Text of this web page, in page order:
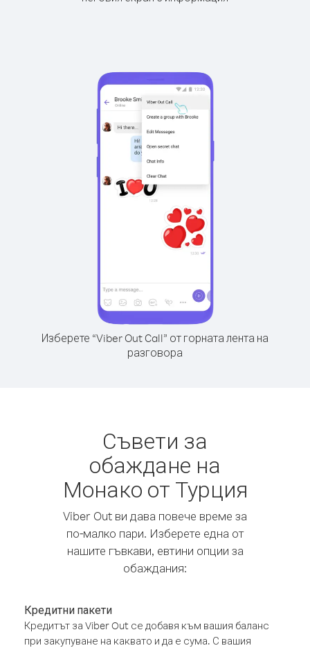
Изберете “Viber Out Call” от горната лента на
разговора
Съвети за
обаждане на
Монако от Турция
Viber Out ви дава повече време за
по-малко пари. Изберете една от
нашите гъвкави, евтини опции за
обаждания:
Кредитни пакети
Кредитът за Viber Out се добавя към вашия баланс
при закупуване на каквато и да е сума. С вашия